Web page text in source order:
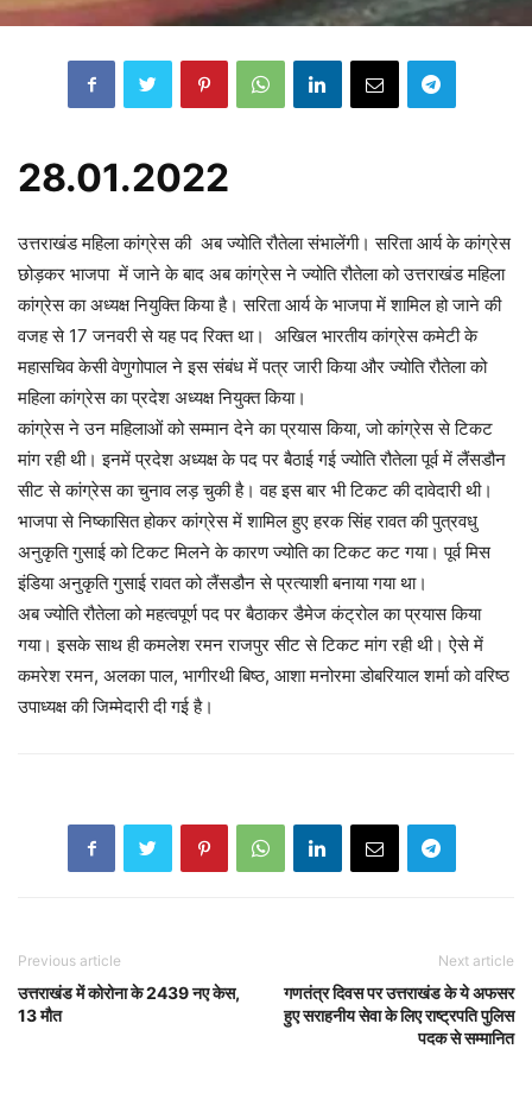
28.01.2022
उत्तराखंड महिला कांग्रेस की अब ज्योति रौतेला संभालेंगी। सरिता आर्य के कांग्रेस
छोड़कर भाजपा में जाने के बाद अब कांग्रेस ने ज्योति रौतेला को उत्तराखंड महिला
कांग्रेस का अध्यक्ष नियुक्ति किया है। सरिता आर्य के भाजपा में शामिल हो जाने की
वजह से 17 जनवरी से यह पद रिक्त था। अखिल भारतीय कांग्रेस कमेटी के
महासचिव केसी वेणुगोपाल ने इस संबंध में पत्र जारी किया और ज्योति रौतेला को
महिला कांग्रेस का प्रदेश अध्यक्ष नियुक्त किया।
कांग्रेस ने उन महिलाओं को सम्मान देने का प्रयास किया, जो कांग्रेस से टिकट
मांग रही थी। इनमें प्रदेश अध्यक्ष के पद पर बैठाई गई ज्योति रौतेला पूर्व में लैंसडौन
सीट से कांग्रेस का चुनाव लड़ चुकी है। वह इस बार भी टिकट की दावेदारी थी।
भाजपा से निष्कासित होकर कांग्रेस में शामिल हुए हरक सिंह रावत की पुत्रवधु
अनुकृति गुसाई को टिकट मिलने के कारण ज्योति का टिकट कट गया। पूर्व मिस
इंडिया अनुकृति गुसाई रावत को लैंसडौन से प्रत्याशी बनाया गया था।
अब ज्योति रौतेला को महत्वपूर्ण पद पर बैठाकर डैमेज कंट्रोल का प्रयास किया
गया। इसके साथ ही कमलेश रमन राजपुर सीट से टिकट मांग रही थी। ऐसे में
कमरेश रमन, अलका पाल, भागीरथी बिष्ठ, आशा मनोरमा डोबरियाल शर्मा को वरिष्ठ
उपाध्यक्ष की जिम्मेदारी दी गई है।
Previous article
उत्तराखंड में कोरोना के 2439 नए केस,
13 मौत
Next article
गणतंत्र दिवस पर उत्तराखंड के ये अफसर
हुए सराहनीय सेवा के लिए राष्ट्रपति पुलिस
पदक से सम्मानित